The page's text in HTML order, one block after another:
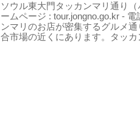
ソウル東大門タッカンマリ通り
ームページ : tour.jongno.go.kr -
ンマリのお店が密集するグルメ
合市場の近くにあります。タッ